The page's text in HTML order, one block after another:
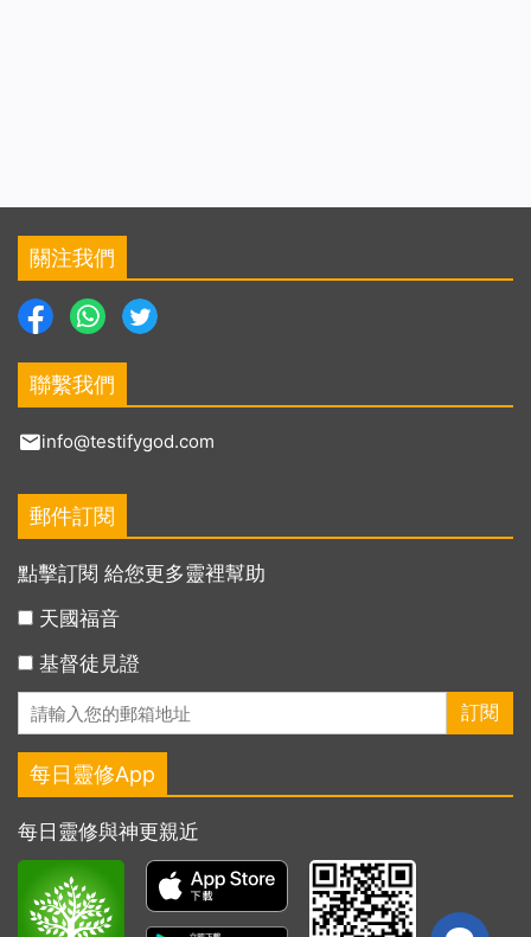
關注我們
聯繫我們
info@testifygod.com
郵件訂閱
點擊訂閱 給您更多靈裡幫助
天國福音
基督徒見證
每日靈修App
每日靈修與神更親近